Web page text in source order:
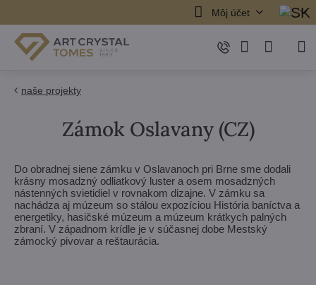
Môj účet
naše projekty
Zámok Oslavany (CZ)
Do obradnej siene zámku v Oslavanoch pri Brne sme dodali
krásny mosadzný odliatkový luster a osem mosadzných
nástenných svietidiel v rovnakom dizajne. V zámku sa
nachádza aj múzeum so stálou expozíciou História baníctva a
energetiky, hasičské múzeum a múzeum krátkych palných
zbraní. V západnom krídle je v súčasnej dobe Mestský
zámocký pivovar a reštaurácia.